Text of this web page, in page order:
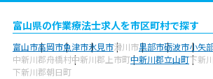
富山県の作業療法士求人を市区町村で探す
富山市高岡市魚津市氷見市滑川市黒部市砺波市小矢
中新川郡舟橋村中新川郡上市町中新川郡立山町下新
下新川郡朝日町